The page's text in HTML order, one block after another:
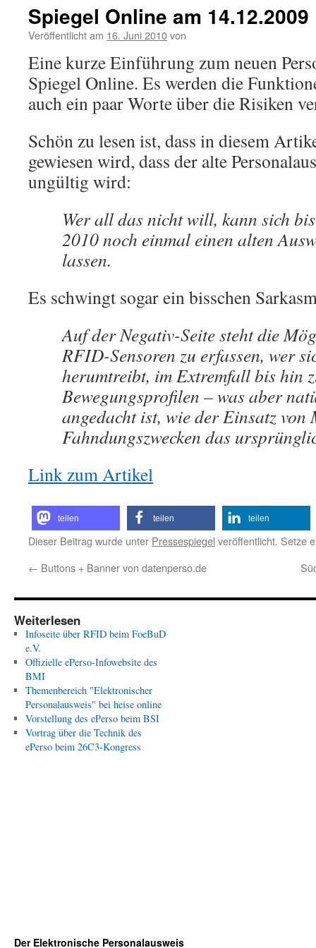
Spiegel Online am 14.12.2009
Veröffentlicht am 16. Juni 2010von
Eine kurze Einführung zum neuen
Spiegel Online. Es werden die
auch ein paar Worte über die Risiken
Schön zu lesen ist, dass in diesem
gewiesen wird, dass der alte
ungültig wird:
Wer all das nicht will, kann sich
2010 noch einmal einen alten
lassen.
Es schwingt sogar ein bisschen
Auf der Negativ-Seite steht die
RFID-Sensoren zu erfassen, wer
herumtreibt, im Extremfall bis hin
Bewegungsprofilen – was aber
angedacht ist, wie der Einsatz von
Fahndungszwecken das
Link zum Artikel
teilen teilen teilen
Dieser Beitrag wurde unter Pressespiegel veröffentlicht. Setze
← Buttons + Banner von datenperso.de
Weiterlesen
Infoseite über RFID beim FoeBuD
e.V.
Offizielle ePerso-Infowebsite des
BMI
Themenbereich "Elektronischer
Personalausweis" bei heise online
Vorstellung des ePerso beim BSI
Vortrag über die Technik des
ePerso beim 26C3-Kongress
Der Elektronische Personalausweis